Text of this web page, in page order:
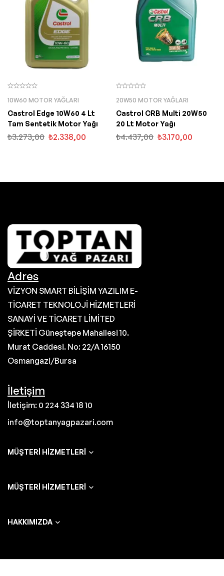
10W60 MOTOR YAĞLARI
Castrol Edge 10W60 4 Lt
Tam Sentetik Motor Yağı
₺3.273,00 ₺2.338,00
20W50 MOTOR YAĞLARI
Castrol CRB Multi 20W50
20 Lt Motor Yağı
₺4.437,00 ₺3.170,00
Adres
VİZYON SMART BİLİŞİM YAZILIM E-
TİCARET TEKNOLOJİ HİZMETLERİ
SANAYİ VE TİCARET LİMİTED
ŞİRKETİ Güneştepe Mahallesi 10.
Murat Caddesi. No: 22/A 16150
Osmangazi/Bursa
İletişim
İletişim: 0 224 334 18 10
info@toptanyagpazari.com
MÜŞTERI HIZMETLERI
MÜŞTERI HIZMETLERI
HAKKIMIZDA